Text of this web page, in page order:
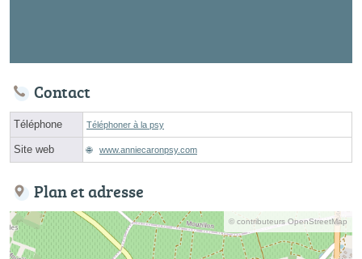
Contact
Téléphone Téléphoner à la psy
Site web www.anniecaronpsy.com
Plan et adresse
© contributeurs OpenStreetMap